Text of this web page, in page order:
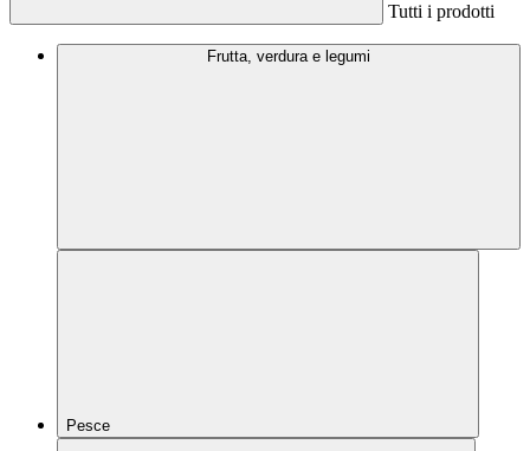
Tutti i prodotti
Frutta, verdura e legumi
Pesce